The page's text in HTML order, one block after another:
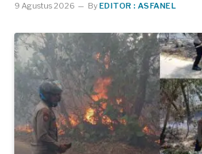
9 Agustus 2026 ByEDITOR : ASFANEL